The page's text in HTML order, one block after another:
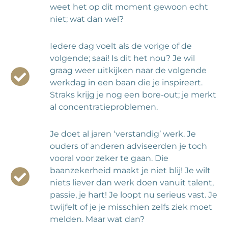
weet het op dit moment gewoon echt
niet; wat dan wel?
Iedere dag voelt als de vorige of de
volgende; saai! Is dit het nou? Je wil
graag weer uitkijken naar de volgende
werkdag in een baan die je inspireert.
Straks krijg je nog een bore-out; je merkt
al concentratieproblemen.
Je doet al jaren ‘verstandig’ werk. Je
ouders of anderen adviseerden je toch
vooral voor zeker te gaan. Die
baanzekerheid maakt je niet blij! Je wilt
niets liever dan werk doen vanuit talent,
passie, je hart! Je loopt nu serieus vast. Je
twijfelt of je je misschien zelfs ziek moet
melden. Maar wat dan?